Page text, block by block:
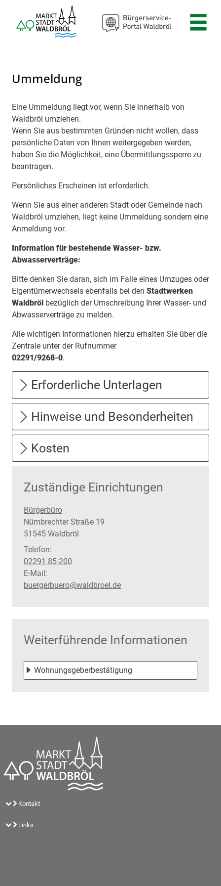
Zum Hauptinhalt springen
Ummeldung
Beschreibung
Eine Ummeldung liegt vor, wenn Sie innerhalb von
Waldbröl umziehen.
Wenn Sie aus bestimmten Gründen nicht wollen, dass
persönliche Daten von Ihnen weitergegeben werden,
haben Sie die Möglichkeit, eine Übermittlungssperre zu
beantragen.
Persönliches Erscheinen ist erforderlich.
Wenn Sie aus einer anderen Stadt oder Gemeinde nach
Waldbröl umziehen, liegt keine Ummeldung sondern eine
Anmeldung vor.
Information für bestehende Wasser- bzw.
Abwasserverträge:
Bitte denken Sie daran, sich im Falle eines Umzuges oder
Eigentümerwechsels ebenfalls bei den Stadtwerken
Waldbröl bezüglich der Umschreibung Ihrer Wasser- und
Abwasserverträge zu melden.
Alle wichtigen Informationen hierzu erhalten Sie über die
Zentrale unter der Rufnummer
02291/9268-0.
Erforderliche Unterlagen
Hinweise und Besonderheiten
Kosten
Zuständige Einrichtungen
Bürgerbüro
Straße:
Nümbrechter Straße Hausnummer:
19
PLZ:
51545 Ort:
Waldbröl
Telefon:
02291 85-200
E-Mail:
buergerbuero@waldbroel.de
Weiterführende Informationen
Wohnungsgeberbestätigung
Kontakt
Links